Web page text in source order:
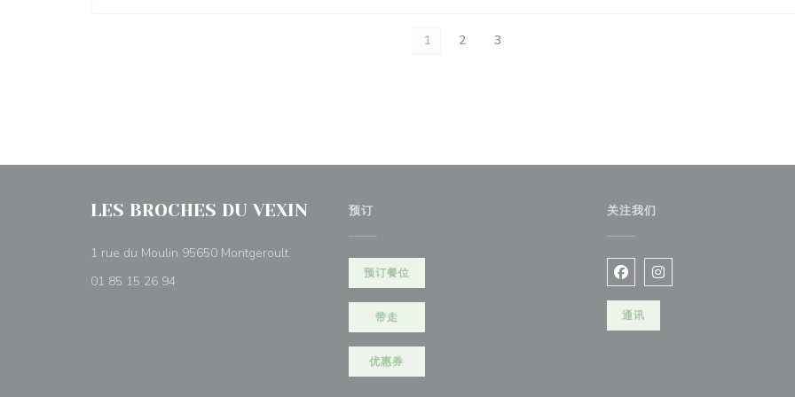
1 2 3
LES BROCHES DU VEXIN
1 rue du Moulin 95650 Montgeroult((在新窗口中打开))
01 85 15 26 94
预订
预订餐位
带走
优惠券
关注我们
Facebook ((在新窗口中打开))
Instagram ((在新窗口
通讯